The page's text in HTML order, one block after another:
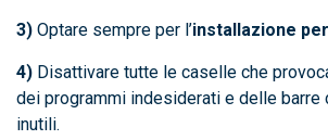
3) Optare sempre per l’installazione
4) Disattivare tutte le caselle che
dei programmi indesiderati e delle barre
inutili.